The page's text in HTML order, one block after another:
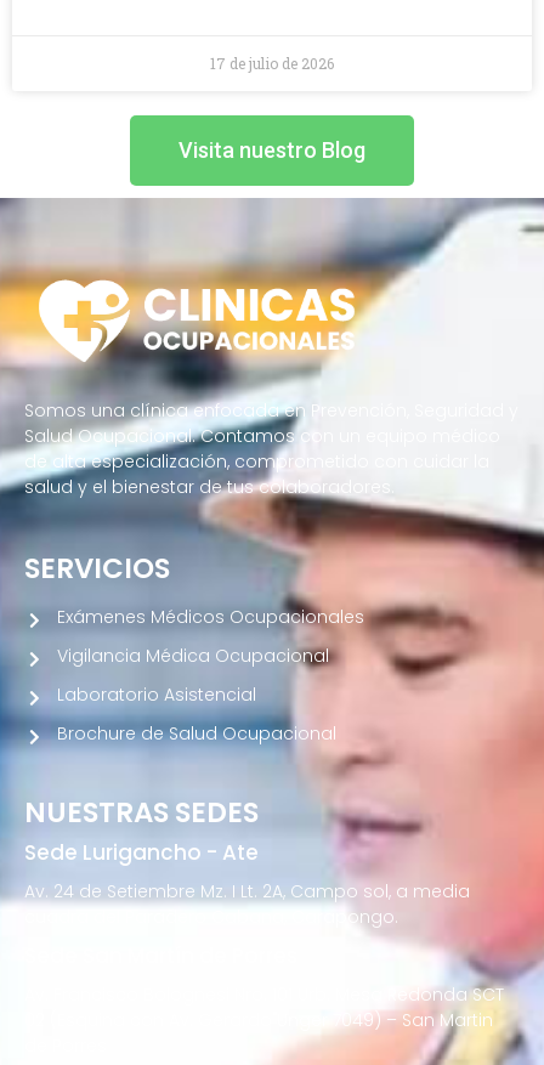
17 de julio de 2026
Visita nuestro Blog
Somos una clínica enfocada en Prevención, Seguridad y
Salud Ocupacional. Contamos con un equipo médico
de alta especialización, comprometido con cuidar la
salud y el bienestar de tus colaboradores.
NUESTRAS SEDES
Sede Lurigancho - Ate
Av. 24 de Setiembre Mz. I Lt. 2A, Campo sol, a media
cuadra del Paradero Cabana, Carapongo.
Av. Francisco Bolognesi Nro. 101 Urb. Mesa Redonda SCT
02 (Esquina con Av. Gerardo Unger 7049) – San Martin
SERVICIOS
Exámenes Médicos Ocupacionales
Vigilancia Médica Ocupacional
Laboratorio Asistencial
Brochure de Salud Ocupacional